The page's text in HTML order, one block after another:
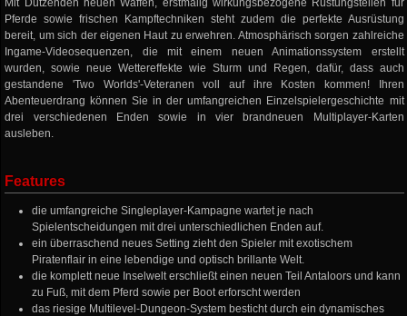
Mit Dutzenden neuen Waffen, erstmalig wirkungsbezogene Rüstungsteilen für
Pferde sowie frischen Kampftechniken steht zudem die perfekte Ausrüstung
bereit, um sich der eigenen Haut zu erwehren. Atmosphärisch sorgen zahlreiche
Ingame-Videosequenzen, die mit einem neuen Animationssystem erstellt
wurden, sowie neue Wettereffekte wie Sturm und Regen, dafür, dass auch
gestandene 'Two Worlds'-Veteranen voll auf ihre Kosten kommen! Ihren
Abenteuerdrang können Sie in der umfangreichen Einzelspielergeschichte mit
drei verschiedenen Enden sowie in vier brandneuen Multiplayer-Karten
ausleben.
Features
die umfangreiche Singleplayer-Kampagne wartet je nach
Spielentscheidungen mit drei unterschiedlichen Enden auf.
ein überraschend neues Setting zieht den Spieler mit exotischem
Piratenflair in eine lebendige und optisch brillante Welt.
die komplett neue Inselwelt erschließt einen neuen Teil Antaloors und kann
zu Fuß, mit dem Pferd sowie per Boot erforscht werden
das riesige Multilevel-Dungeon-System besticht durch ein dynamisches